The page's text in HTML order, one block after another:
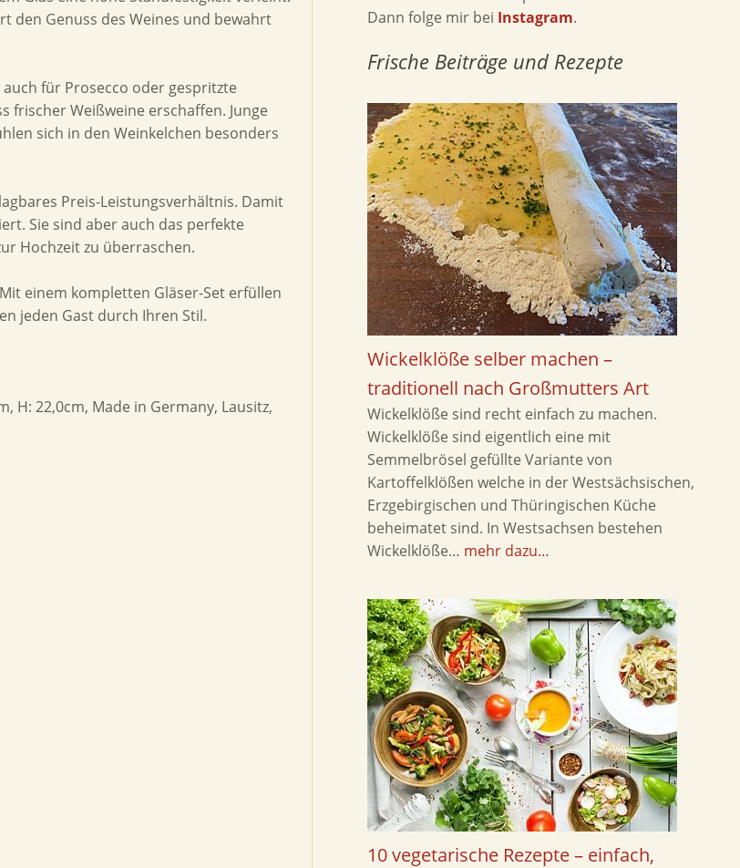
den Genuss des Weines und bewahrt
für Prosecco oder gespritzte
frischer Weißweine erschaffen. Junge
sich in den Weinkelchen besonders
Preis-Leistungsverhältnis. Damit
Sie sind aber auch das perfekte
Hochzeit zu überraschen.
einem kompletten Gläser-Set erfüllen
jeden Gast durch Ihren Stil.
H: 22,0cm, Made in Germany, Lausitz,
Dann folge mir bei Instagram.
Frische Beiträge und Rezepte
Wickelklöße selber machen –
traditionell nach Großmutters Art
Wickelklöße sind recht einfach zu machen.
Wickelklöße sind eigentlich eine mit
Semmelbrösel gefüllte Variante von
Kartoffelklößen welche in der Westsächsischen,
Erzgebirgischen und Thüringischen Küche
beheimatet sind. In Westsachsen bestehen
Wickelklöße… mehr dazu…
10 vegetarische Rezepte – einfach,